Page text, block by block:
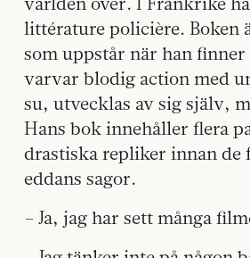
littérature policière. Boken
som uppstår när han
varvar blodig action med
su, utvecklas av sig själv,
Hans bok innehåller flera
drastiska repliker innan de
eddans sagor.
– Ja, jag har sett många